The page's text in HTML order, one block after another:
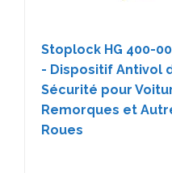
Stoplock HG 400-
- Dispositif Antivol
Sécurité pour
Remorques et
Roues